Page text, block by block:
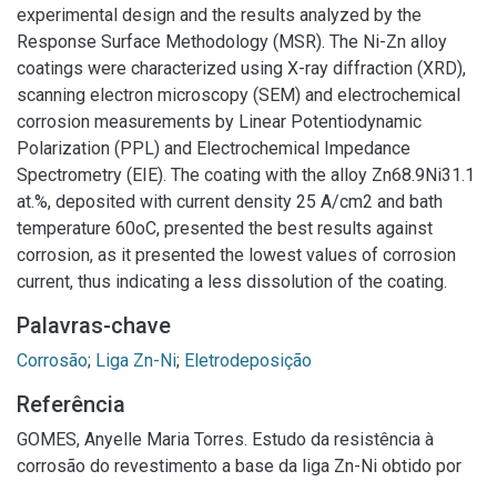
experimental design and the results analyzed by the
Response Surface Methodology (MSR). The Ni-Zn alloy
coatings were characterized using X-ray diffraction (XRD),
scanning electron microscopy (SEM) and electrochemical
corrosion measurements by Linear Potentiodynamic
Polarization (PPL) and Electrochemical Impedance
Spectrometry (EIE). The coating with the alloy Zn68.9Ni31.1
at.%, deposited with current density 25 A/cm2 and bath
temperature 60oC, presented the best results against
corrosion, as it presented the lowest values of corrosion
current, thus indicating a less dissolution of the coating.
Palavras-chave
Corrosão; Liga Zn-Ni; Eletrodeposição
Referência
GOMES, Anyelle Maria Torres. Estudo da resistência à
corrosão do revestimento a base da liga Zn-Ni obtido por